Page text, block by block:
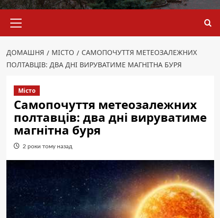
меню
ДОМАШНЯ МІСТО
САМОПОЧУТТЯ МЕТЕОЗАЛЕЖНИХ
ПОЛТАВЦІВ: ДВА ДНІ ВИРУВАТИМЕ МАГНІТНА БУРЯ
Місто
Самопочуття метеозалежних
полтавців: два дні вируватиме
магнітна буря
2 роки тому назад